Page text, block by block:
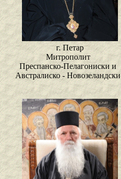
г. Петар
Митрополит
Преспанско-Пелагониски и
Австралиско - Новозеландски